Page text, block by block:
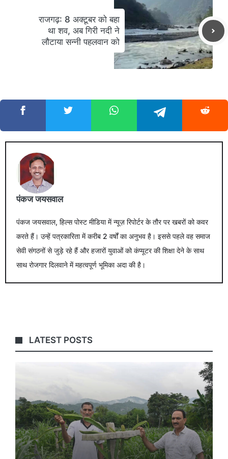
राजगढ़: 8 अक्टूबर को बहा
था शव, अब गिरी नदी ने
लौटाया सन्नी पहलवान को
पंकज जयसवाल
पंकज जयसवाल, हिल्स पोस्ट मीडिया में न्यूज़ रिपोर्टर के तौर पर खबरों को कवर
करते हैं। उन्हें पत्रकारिता में करीब 2 वर्षों का अनुभव है। इससे पहले वह समाज
सेवी संगठनों से जुड़े रहे हैं और हजारों युवाओं को कंप्यूटर की शिक्षा देने के साथ
साथ रोजगार दिलवाने में महत्वपूर्ण भूमिका अदा की है।
LATEST POSTS